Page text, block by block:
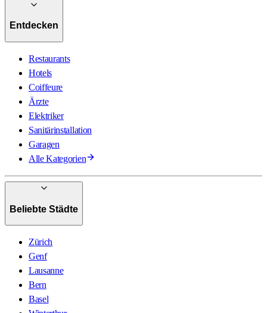
Entdecken
Restaurants
Hotels
Coiffeure
Ärzte
Elektriker
Sanitärinstallation
Garagen
Alle Kategorien
Beliebte Städte
Zürich
Genf
Lausanne
Bern
Basel